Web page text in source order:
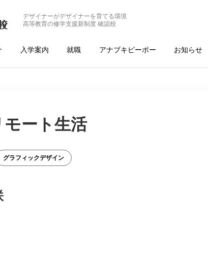
デザイナーがデザイナーを育てる環境
高等教育の修学支援新制度 確認校
入学案内 就職 アナブキピーポー お知らせ
ート生活
グラフィックデザイン